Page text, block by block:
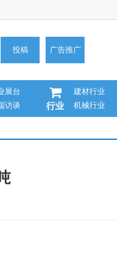
投稿 广告推广
展台
访谈 行业
建材行业
机械行业